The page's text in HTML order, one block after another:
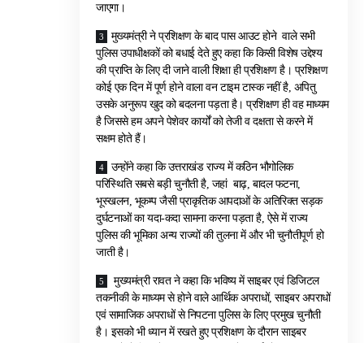
जाएगा।
मुख्यमंत्री ने प्रशिक्षण के बाद पास आउट होने वाले सभी
पुलिस उपाधीक्षकों को बधाई देते हुए कहा कि किसी विशेष उद्देश्य
की प्राप्ति के लिए दी जाने वाली शिक्षा ही प्रशिक्षण है। प्रशिक्षण
कोई एक दिन में पूर्ण होने वाला वन टाइम टास्क नहीं है, अपितु
उसके अनुरूप खुद को बदलना पड़ता है। प्रशिक्षण ही वह माध्यम
है जिससे हम अपने पेशेवर कार्यों को तेजी व दक्षता से करने में
सक्षम होते हैं।
उन्होंने कहा कि उत्तराखंड राज्य में कठिन भौगोलिक
परिस्थिति सबसे बड़ी चुनौती है, जहां बाढ़, बादल फटना,
भूस्खलन, भूकम्प जैसी प्राकृतिक आपदाओं के अतिरिक्त सड़क
दुर्घटनाओं का यदा-कदा सामना करना पड़ता है, ऐसे में राज्य
पुलिस की भूमिका अन्य राज्यों की तुलना में और भी चुनौतीपूर्ण हो
जाती है।
मुख्यमंत्री रावत ने कहा कि भविष्य में साइबर एवं डिजिटल
तकनीकी के माध्यम से होने वाले आर्थिक अपराधों, साइबर अपराधों
एवं सामाजिक अपराधों से निपटना पुलिस के लिए प्रमुख चुनौती
है। इसको भी ध्यान में रखते हुए प्रशिक्षण के दौरान साइबर